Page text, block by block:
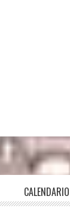
CALENDARIO